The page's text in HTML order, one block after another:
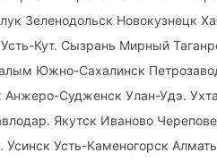
Зеленодольск Новокузнецк
Кут. Сызрань Мирный
Южно-Сахалинск
Анжеро-Судженск Улан-Удэ.
Якутск Иваново
Усть-Каменогорск